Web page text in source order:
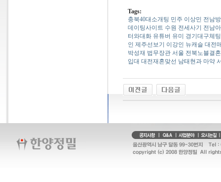
Tags:
충북40대소개팅 민주 이상민 전남
데이팅사이트 수원 전세사기
전남
터와대화 유튜버 유미
경기대­구­체­팅
인 제주선보기 이강인 뉴캐슬 대전
박성재 법무장관 서울 전북노블결혼
입대 대전재­혼­맞­선 남태현과 마약